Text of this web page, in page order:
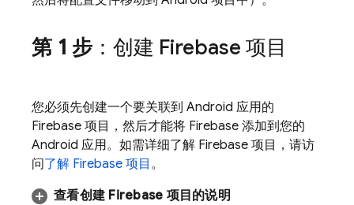
第 1 步 ：创建 Firebase 项目
您必须先创建一个要关联到 Android 应用的
Firebase 项目，然后才能将 Firebase 添加到您的
Android 应用。如需详细了解 Firebase 项目，请访
问了解 Firebase 项目 。
查看创建 Firebase 项目的说明